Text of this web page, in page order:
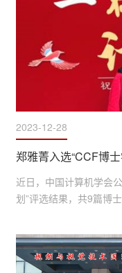
2023-12-28
郑雅菁入选“CCF博
近日，中国计算机学会
划”评选结果，共9篇博
毕业生郑雅菁的学位论
应用研究》入选，指导
励计划是由中国计算机